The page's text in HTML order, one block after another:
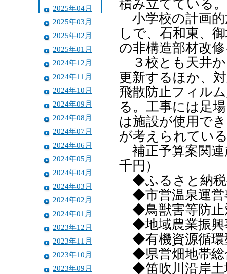
2025年04月
2025年03月
2025年02月
2025年01月
2024年12月
2024年11月
2024年10月
2024年09月
2024年08月
2024年07月
2024年06月
2024年05月
2024年04月
2024年03月
2024年02月
2024年01月
2023年12月
2023年11月
2023年10月
2023年09月
積み立てている。
小学校の計画的
しで、石和東、
の非構造部材改
３校とも天井
更新するほか、
飛散防止フィル
る。工事には足
は施設が使用で
が考えられてい
補正予算案関連
千円）
◆ふるさと納税
◆市営温泉運営
◆鳥獣害等防止
◆地域農業振興
◆有機資源循環
◆県営畑地帯総
◆笛吹川沿岸土